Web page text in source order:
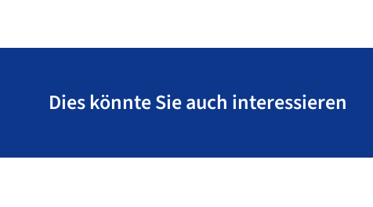
Dies könnte Sie auch interessieren